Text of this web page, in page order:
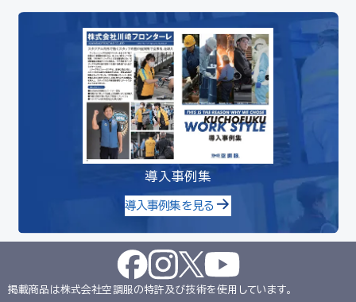
導入事例集
導入事例集を見る
掲載商品は株式会社空調服の特許及び技術を使用しています。